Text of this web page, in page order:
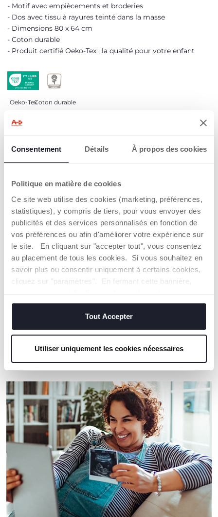
Consentement Détails À propos des cookies
Politique en matière de cookies
Ce site web utilise des cookies (marketing, préférences,
statistiques), y compris de tiers, pour vous envoyer des
publicités et des services personnalisés en fonction de
vos préférences ou afin d'améliorer votre expérience sur
le site. En cliquant sur "accepter tout", vous consentez
au placement de tous les cookies. Si vous souhaitez en
savoir plus ou consentir uniquement à certains cookies,
cliquez sur "paramètres". En fermant cette bannière,
vous consentez à l'utilisation des seuls cookies
techniques, qui sont essentiels au service demandé.
Tout Accepter
Utiliser uniquement les cookies nécessaires
Motif avec empiècements et broderies
Dos avec tissu à rayures teinté dans la masse
Dimensions 80 x 64 cm
Coton durable
Produit certifié Oeko-Tex : la qualité pour votre enfant
Oeko-TexCoton durable
CHICCO S'ENGAGE
Notre coton est… Durable !
Coton cultivé selon un programme dont l'objectif est de
mettre sur le marché des fils certifiés de coton cultivé
dans le respect des principes qui en font un coton
DURABLE sur un plan environnemental, économique et
social.
Toute la chaîne d'approvisionnement et de production fait
l'objet d'une traçabilité et des mêmes mesures de
durabilité.
Trouver un Revendeur
NOS RECOMMANDATIONS